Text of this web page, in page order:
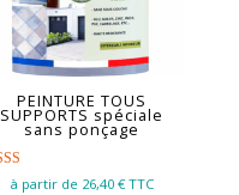
PEINTURE TOUS
SUPPORTS spéciale
sans ponçage
à partir de 26,40€ TTC